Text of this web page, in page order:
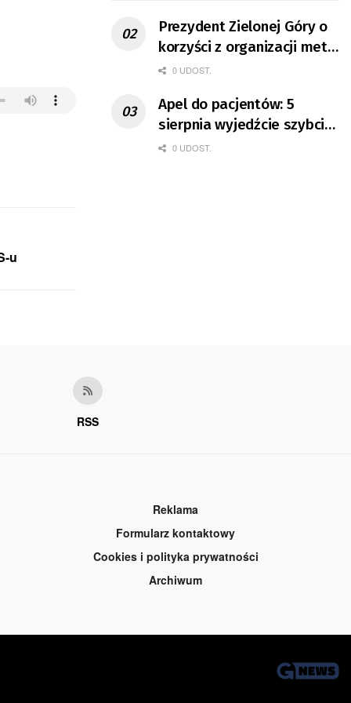
u
Prezydent Zielonej Góry o
korzyści z organizacji mety
Tour de Pologne
0 UDOST.
Apel do pacjentów: 5
sierpnia wyjedźcie szybciej
z domów
0 UDOST.
RSS
Reklama
Formularz kontaktowy
Cookies i polityka prywatności
Archiwum